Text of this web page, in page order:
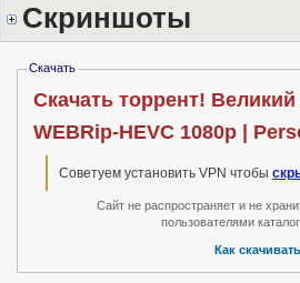
Скриншоты
Скачать
Скачать торрент!
WEBRip-HEVC 1080p |
Советуем установить VPN чтобы
Сайт не распространяет и не
пользователями
Как